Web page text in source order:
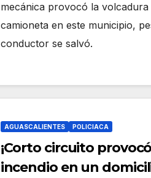
mecánica provocó la volcadura
camioneta en este municipio,
conductor se salvó.
AGUASCALIENTES POLICIACA
¡Corto circuito
incendio en un